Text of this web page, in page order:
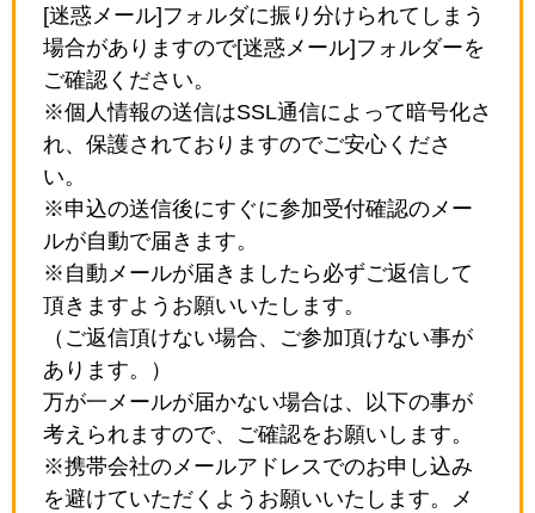
[迷惑メール]フォルダに振り分けられてしまう
場合がありますので[迷惑メール]フォルダーを
ご確認ください。
※個人情報の送信はSSL通信によって暗号化さ
れ、保護されておりますのでご安心くださ
い。
※申込の送信後にすぐに参加受付確認のメー
ルが自動で届きます。
※自動メールが届きましたら必ずご返信して
頂きますようお願いいたします。
（ご返信頂けない場合、ご参加頂けない事が
あります。）
万が一メールが届かない場合は、以下の事が
考えられますので、ご確認をお願いします。
※携帯会社のメールアドレスでのお申し込み
を避けていただくようお願いいたします。メ